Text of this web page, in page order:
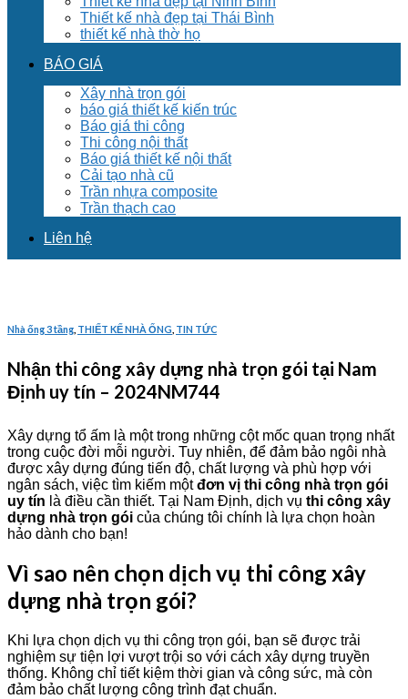
Thiết kế nhà đẹp tại Thái Bình
thiết kế nhà thờ họ
BÁO GIÁ
Xây nhà trọn gói
báo giá thiết kế kiến trúc
Báo giá thi công
Thi công nội thất
Báo giá thiết kế nội thất
Cải tạo nhà cũ
Trần nhựa composite
Trần thạch cao
Liên hệ
Nhà ống 3 tầng THIẾT KẾ NHÀ ỐNG TIN TỨC
Nhận thi công xây dựng nhà trọn gói tại Nam
Định uy tín – 2024NM744
Xây dựng tổ ấm là một trong những cột mốc quan trọng nhất
trong cuộc đời mỗi người. Tuy nhiên, để đảm bảo ngôi nhà
được xây dựng đúng tiến độ, chất lượng và phù hợp với
ngân sách, việc tìm kiếm mộtđơn vị thi công nhà trọn gói
uy tín là điều cần thiết. Tại Nam Định, dịch vụ thi công xây
dựng nhà trọn gói của chúng tôi chính là lựa chọn hoàn
hảo dành cho bạn!
Vì sao nên chọn dịch vụ thi công xây
dựng nhà trọn gói?
Khi lựa chọn dịch vụ thi công trọn gói, bạn sẽ được trải
nghiệm sự tiện lợi vượt trội so với cách xây dựng truyền
thống. Không chỉ tiết kiệm thời gian và công sức, mà còn
đảm bảo chất lượng công trình đạt chuẩn.